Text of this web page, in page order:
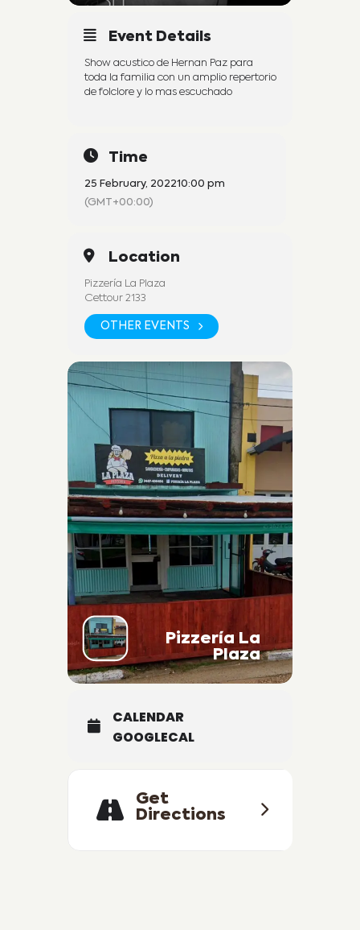
Event Details
Show acustico de Hernan Paz para
toda la familia con un amplio repertorio
de folclore y lo mas escuchado
Time
25 February, 202210:00 pm
(GMT+00:00)
Location
Pizzería La Plaza
Cettour 2133
OTHER EVENTS
Pizzería La
Plaza
CALENDAR
GOOGLECAL
Get
Directions